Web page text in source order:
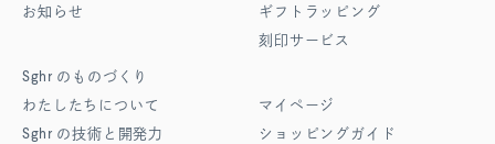
お知らせ
Sghr のものづくり
わたしたちについて
Sghr の技術と開発力
ギフトラッピング
刻印サービス
マイページ
ショッピングガイド